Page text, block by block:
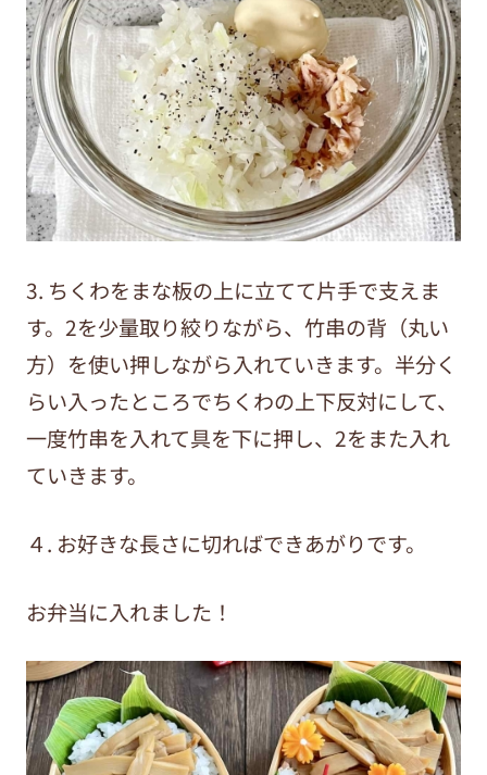
3. ちくわをまな板の上に立てて片手で支えま
す。2を少量取り絞りながら、 竹串の背（丸い
方）を使い押しながら入れていきます。 半分く
らい入ったところでちくわの上下反対にして、
一度竹串を入れて具を下に押し、2をまた入れ
ていきます。
４. お好きな長さに切ればできあがりです。
お弁当に入れました！